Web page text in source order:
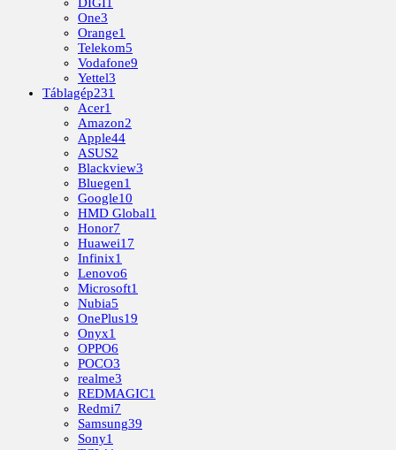
DIGI1
One3
Orange1
Telekom5
Vodafone9
Yettel3
Táblagép231
Acer1
Amazon2
Apple44
ASUS2
Blackview3
Bluegen1
Google10
HMD Global1
Honor7
Huawei17
Infinix1
Lenovo6
Microsoft1
Nubia5
OnePlus19
Onyx1
OPPO6
POCO3
realme3
REDMAGIC1
Redmi7
Samsung39
Sony1